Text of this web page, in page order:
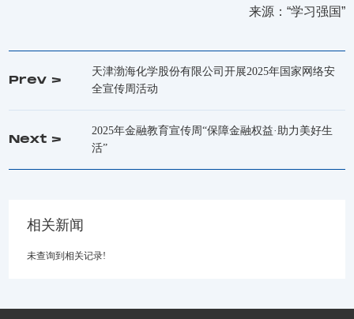
来源：“学习强国”
Prev >
天津渤海化学股份有限公司开展2025年国家网络安
全宣传周活动
Next >
2025年金融教育宣传周“保障金融权益·助力美好生
活”
相关新闻
未查询到相关记录!